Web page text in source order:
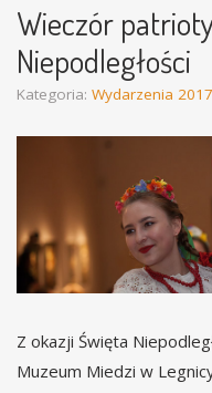
Wieczór
Niepodległości
Kategoria: Wydarzenia 2017
Z okazji Święta
Muzeum Miedzi w